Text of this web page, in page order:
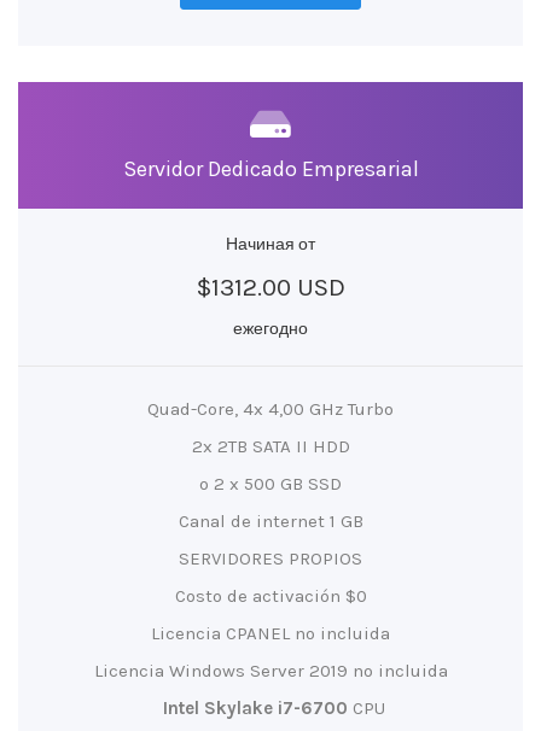
Servidor Dedicado Empresarial
Начиная от
$1312.00 USD
ежегодно
Quad-Core, 4x 4,00 GHz Turbo
2x 2TB SATA II HDD
o 2 x 500 GB SSD
Canal de internet 1 GB
SERVIDORES PROPIOS
Costo de activación $0
Licencia CPANEL no incluida
Licencia Windows Server 2019 no incluida
Intel Skylake i7-6700 CPU